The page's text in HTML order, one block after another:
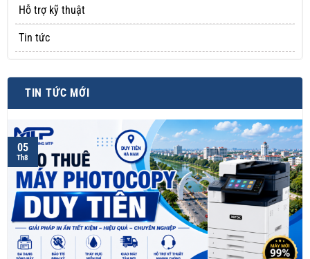
Hỗ trợ kỹ thuật
Tin tức
TIN TỨC MỚI
05
Th8